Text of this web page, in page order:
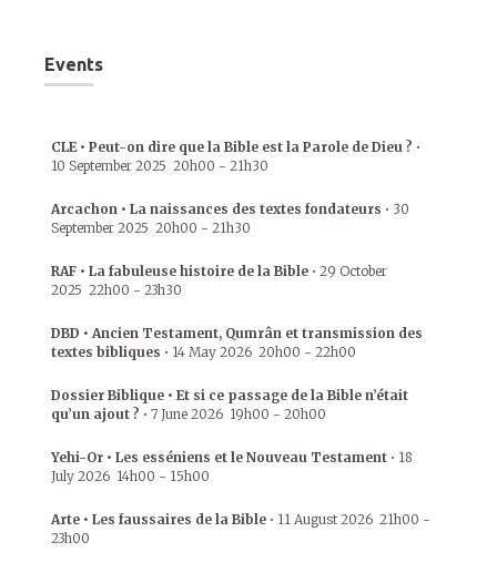
Events
CLE • Peut-on dire que la Bible est la Parole de Dieu ? •
10 September 2025 20h00 - 21h30
Arcachon • La naissances des textes fondateurs • 30
September 2025 20h00 - 21h30
RAF • La fabuleuse histoire de la Bible • 29 October
2025 22h00 - 23h30
DBD • Ancien Testament, Qumrân et transmission des
textes bibliques • 14 May 2026 20h00 - 22h00
Dossier Biblique • Et si ce passage de la Bible n’était
qu’un ajout ? • 7 June 2026 19h00 - 20h00
Yehi-Or • Les esséniens et le Nouveau Testament • 18
July 2026 14h00 - 15h00
Arte • Les faussaires de la Bible • 11 August 2026 21h00 -
23h00